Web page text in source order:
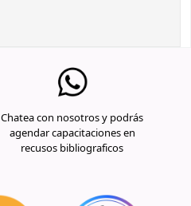
Chatea con nosotros y podrás
agendar capacitaciones en
recusos bibliograficos